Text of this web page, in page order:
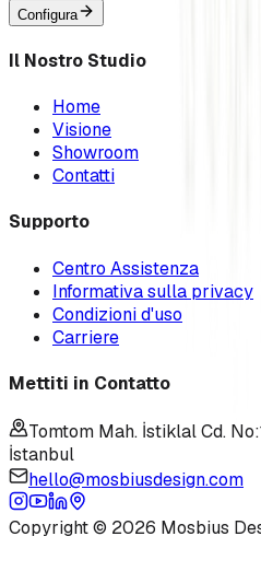
Configura
Il Nostro Studio
Home
Visione
Showroom
Contatti
Supporto
Centro Assistenza
Informativa sulla privacy
Condizioni d'uso
Carriere
Mettiti in Contatto
Tomtom Mah. İstiklal Cd.
İstanbul
hello@mosbiusdesign.com
Copyright © 2026 Mosbius